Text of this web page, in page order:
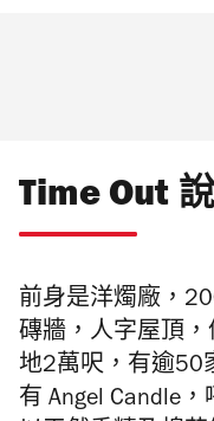
Time Out 說
前身是洋燭廠，
磚牆，人字屋頂
地2萬呎，有逾50
有 Angel Candle